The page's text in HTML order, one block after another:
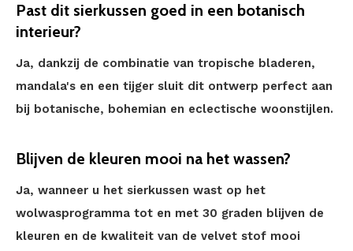
Past dit sierkussen goed in een botanisch
interieur?
Ja, dankzij de combinatie van tropische bladeren,
mandala's en een tijger sluit dit ontwerp perfect aan
bij botanische, bohemian en eclectische woonstijlen.
Blijven de kleuren mooi na het wassen?
Ja, wanneer u het sierkussen wast op het
wolwasprogramma tot en met 30 graden blijven de
kleuren en de kwaliteit van de velvet stof mooi